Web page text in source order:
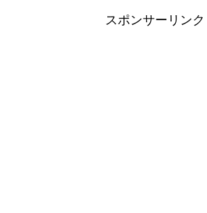
スポンサーリンク